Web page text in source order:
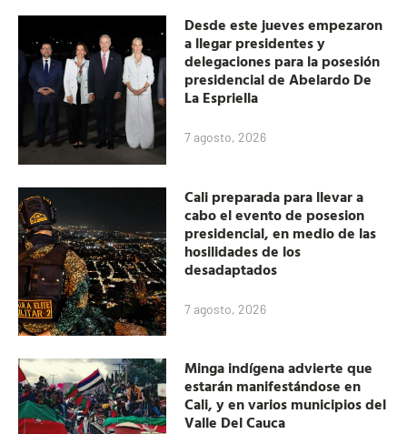
Desde este jueves empezaron
a llegar presidentes y
delegaciones para la posesión
presidencial de Abelardo De
La Espriella
7 agosto, 2026
Cali preparada para llevar a
cabo el evento de posesion
presidencial, en medio de las
hosilidades de los
desadaptados
7 agosto, 2026
Minga indígena advierte que
estarán manifestándose en
Cali, y en varios municipios del
Valle Del Cauca